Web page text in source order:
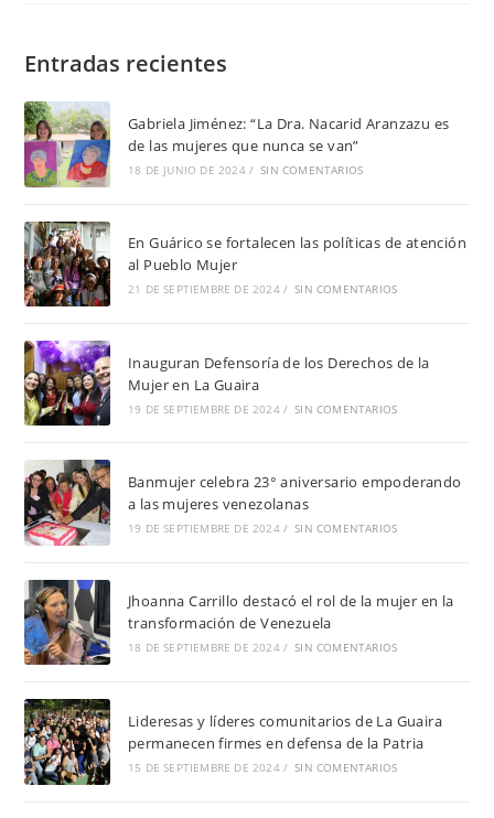
Entradas recientes
Gabriela Jiménez: “La Dra. Nacarid Aranzazu es
de las mujeres que nunca se van”
18 DE JUNIO DE 2024 / SIN COMENTARIOS
En Guárico se fortalecen las políticas de atención
al Pueblo Mujer
21 DE SEPTIEMBRE DE 2024 / SIN COMENTARIOS
Inauguran Defensoría de los Derechos de la
Mujer en La Guaira
19 DE SEPTIEMBRE DE 2024 / SIN COMENTARIOS
Banmujer celebra 23° aniversario empoderando
a las mujeres venezolanas
19 DE SEPTIEMBRE DE 2024 / SIN COMENTARIOS
Jhoanna Carrillo destacó el rol de la mujer en la
transformación de Venezuela
18 DE SEPTIEMBRE DE 2024 / SIN COMENTARIOS
Lideresas y líderes comunitarios de La Guaira
permanecen firmes en defensa de la Patria
15 DE SEPTIEMBRE DE 2024 / SIN COMENTARIOS